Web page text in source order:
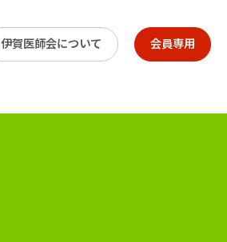
伊賀医師会について 会員専用